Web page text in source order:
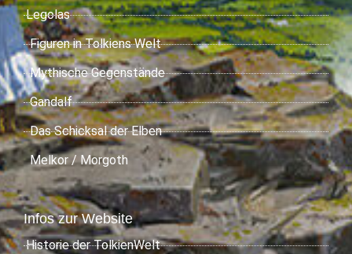
Legolas
Figuren in Tolkiens Welt
Mythische Gegenstände
Gandalf
Das Schicksal der Elben
Melkor / Morgoth
Infos zur Website
Historie der TolkienWelt